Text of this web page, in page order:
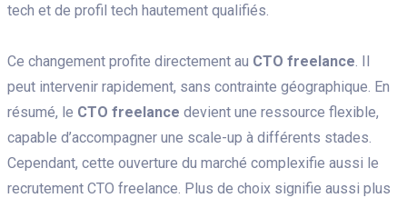
tech et de profil tech hautement qualifiés.
Ce changement profite directement au CTO freelance. Il
peut intervenir rapidement, sans contrainte géographique. En
résumé, le CTO freelance devient une ressource flexible,
capable d’accompagner une scale-up à différents stades.
Cependant, cette ouverture du marché complexifie aussi le
recrutement CTO freelance. Plus de choix signifie aussi plus